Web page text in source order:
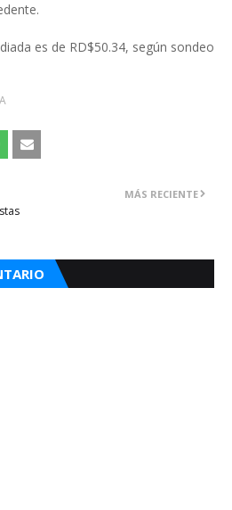
es de RD$50.34, según sondeo
MÁS RECIENTE